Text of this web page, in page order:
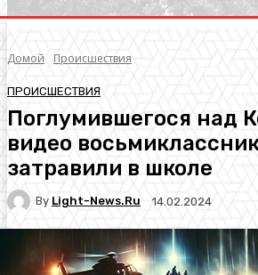
Домой Происшествия
ПРОИСШЕСТВИЯ
Поглумившегося над
видео
затравили в школе
By Light-News.ru 14.02.2024